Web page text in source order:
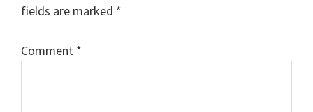
fields are marked *
Comment *